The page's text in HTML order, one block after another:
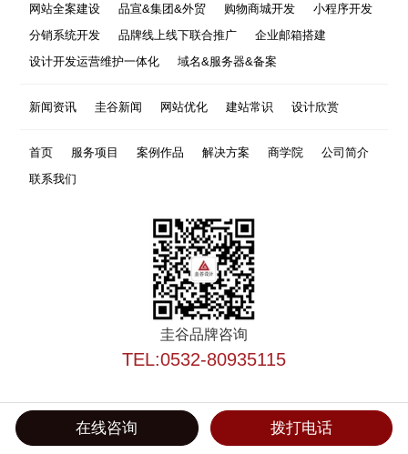
在线咨询 拨打电话
网站全案建设 品宣&集团&外贸 购物商城开发
小程序开发
分销系统开发
品牌线上线下联合推广
企业邮箱搭建
设计开发运营维护一体化
域名&服务器&备案
新闻资讯 圭谷新闻 网站优化 建站常识 设计欣赏
首页 服务项目 案例作品 解决方案 商学院
公司简介
联系我们
圭谷品牌咨询
TEL:0532-80935115